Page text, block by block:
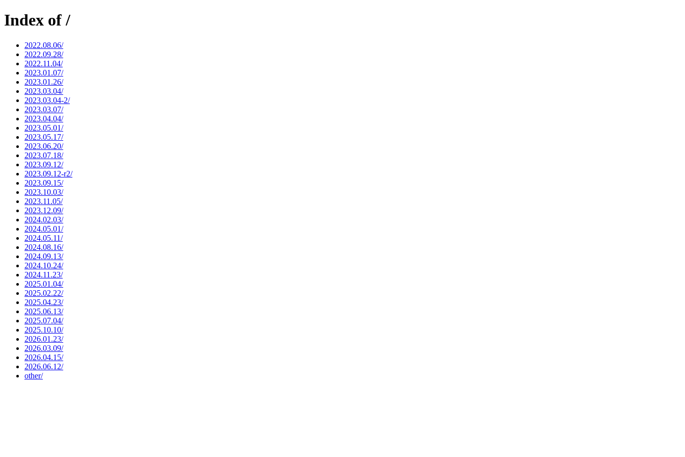
Index of /
2022.08.06/
2022.09.28/
2022.11.04/
2023.01.07/
2023.01.26/
2023.03.04/
2023.03.04-2/
2023.03.07/
2023.04.04/
2023.05.01/
2023.05.17/
2023.06.20/
2023.07.18/
2023.09.12/
2023.09.12-r2/
2023.09.15/
2023.10.03/
2023.11.05/
2023.12.09/
2024.02.03/
2024.05.01/
2024.05.11/
2024.08.16/
2024.09.13/
2024.10.24/
2024.11.23/
2025.01.04/
2025.02.22/
2025.04.23/
2025.06.13/
2025.07.04/
2025.10.10/
2026.01.23/
2026.03.09/
2026.04.15/
2026.06.12/
other/